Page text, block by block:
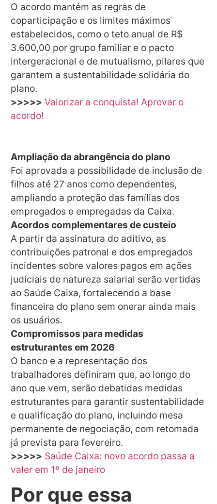
O acordo mantém as regras de
coparticipação e os limites máximos
estabelecidos, como o teto anual de R$
3.600,00 por grupo familiar e o pacto
intergeracional e de mutualismo, pilares que
garantem a sustentabilidade solidária do
plano.
>>>>> Valorizar a conquista! Aprovar o
acordo!
Ampliação da abrangência do plano
Foi aprovada a possibilidade de inclusão de
filhos até 27 anos como dependentes,
ampliando a proteção das famílias dos
empregados e empregadas da Caixa.
Acordos complementares de custeio
A partir da assinatura do aditivo, as
contribuições patronal e dos empregados
incidentes sobre valores pagos em ações
judiciais de natureza salarial serão vertidas
ao Saúde Caixa, fortalecendo a base
financeira do plano sem onerar ainda mais
os usuários.
Compromissos para medidas
estruturantes em 2026
O banco e a representação dos
trabalhadores definiram que, ao longo do
ano que vem, serão debatidas medidas
estruturantes para garantir sustentabilidade
e qualificação do plano, incluindo mesa
permanente de negociação, com retomada
já prevista para fevereiro.
>>>>> Saúde Caixa: novo acordo passa a
valer em 1º de janeiro
Por que essa